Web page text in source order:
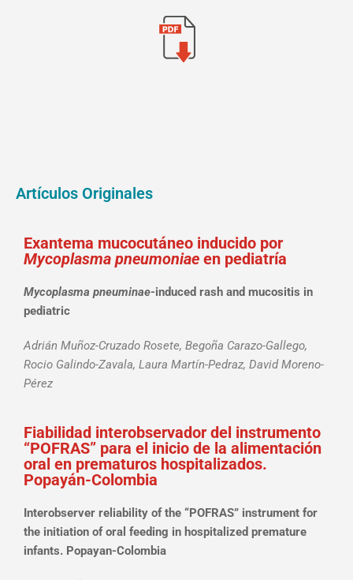
Artículos Originales
Exantema mucocutáneo inducido por
Mycoplasma pneumoniae en pediatría
Mycoplasma pneuminae-induced rash and mucositis in
pediatric
Adrián Muñoz-Cruzado Rosete, Begoña Carazo-Gallego,
Rocio Galindo-Zavala, Laura Martín-Pedraz, David Moreno-
Pérez
Fiabilidad interobservador del instrumento
“POFRAS” para el inicio de la alimentación
oral en prematuros hospitalizados.
Popayán-Colombia
Interobserver reliability of the “POFRAS” instrument for
the initiation of oral feeding in hospitalized premature
infants. Popayan-Colombia